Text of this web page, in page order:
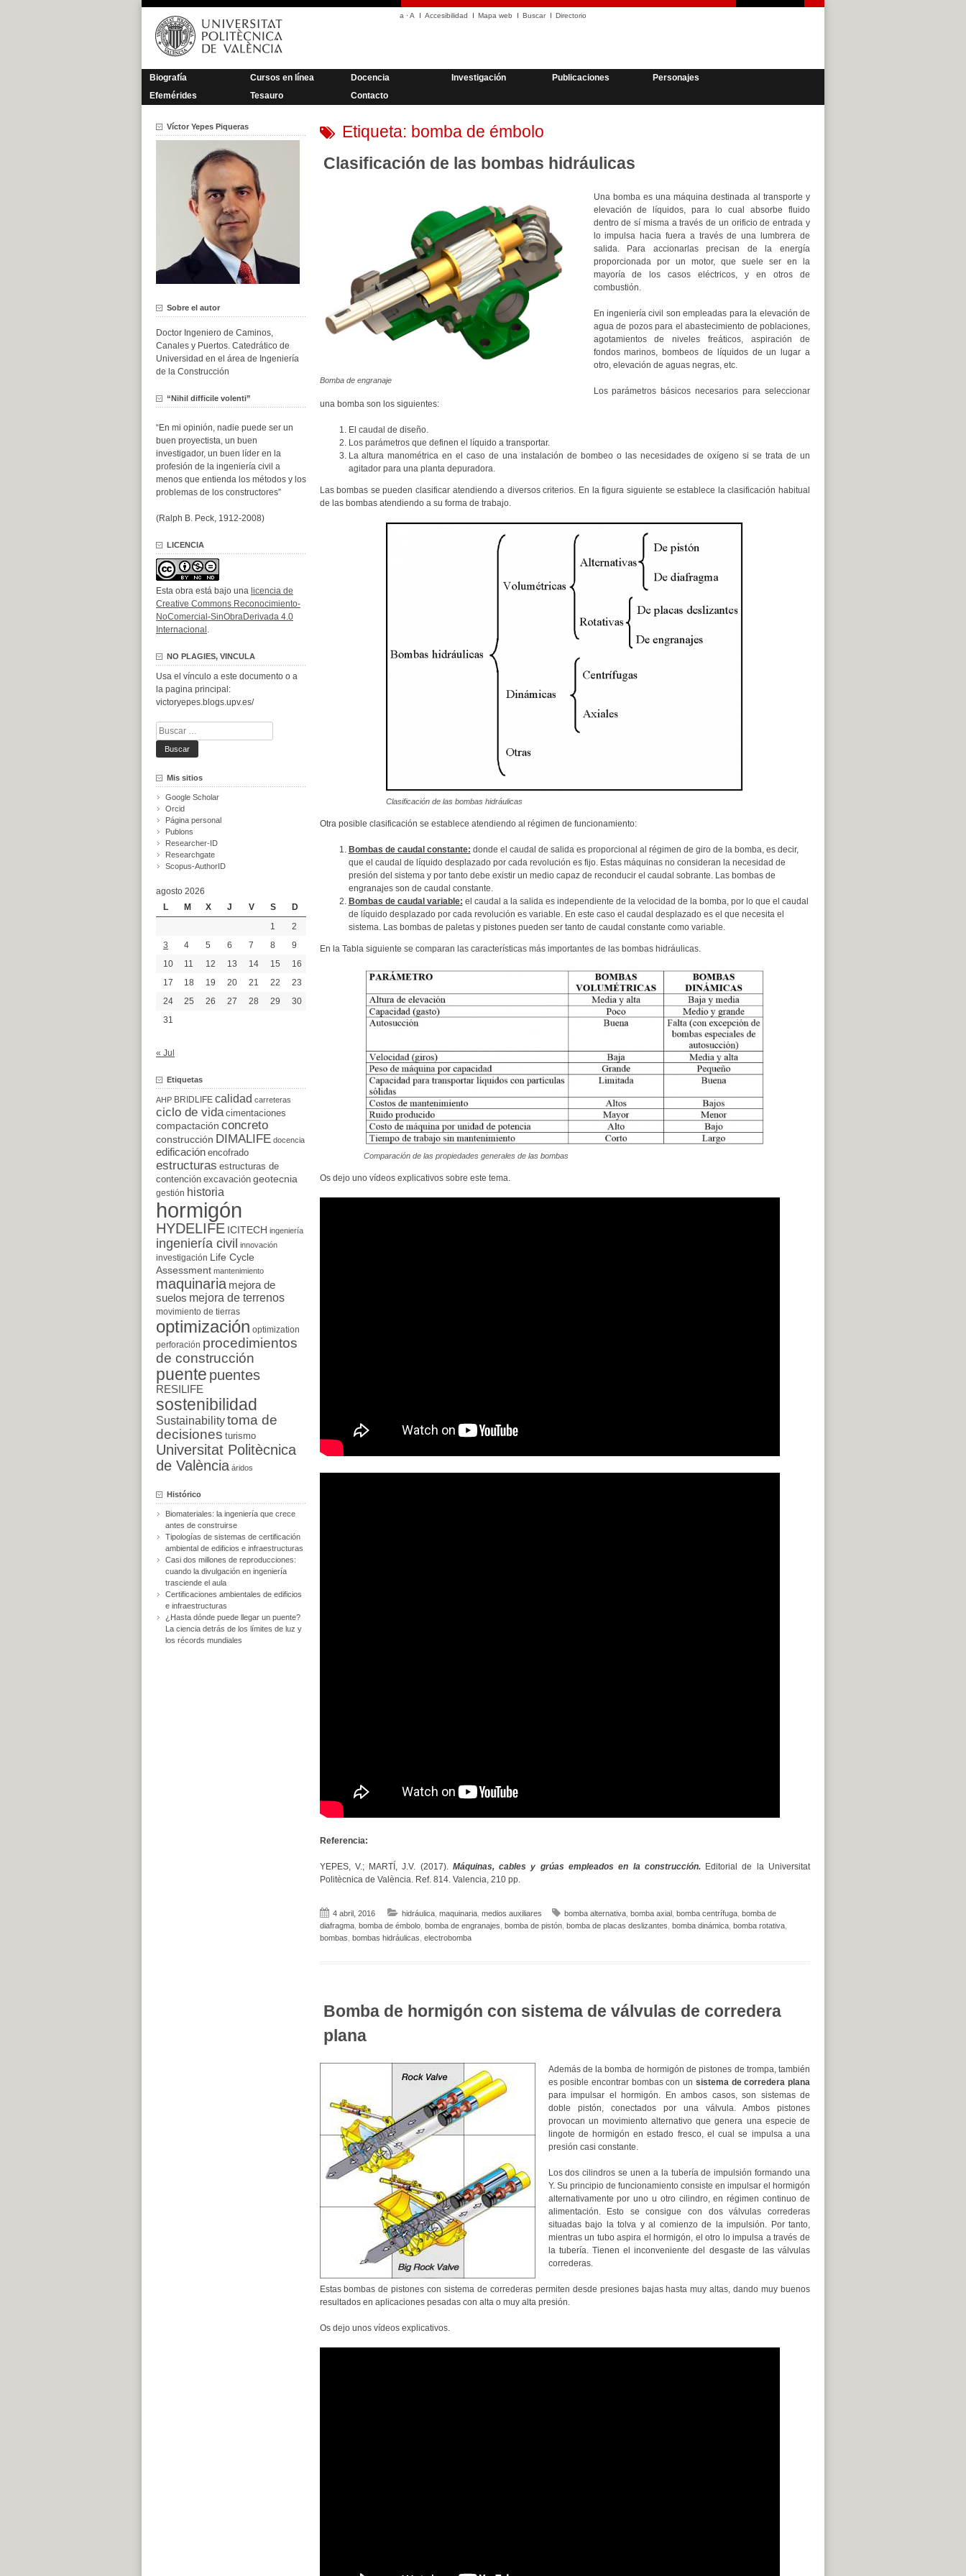
Saltar
contenido
a ·A Accesibilidad Mapa web Buscar Directorio
Biografía Cursos en línea Docencia Investigación Publicaciones
Personajes
Efemérides
Tesauro Contacto
Etiqueta: bomba de émbolo
Clasificación de las bombas hidráulicas
Bomba de engranaje
Una bomba es una máquina destinada al transporte y
elevación de líquidos, para lo cual absorbe fluido
dentro de sí misma a través de un orificio de entrada y
lo impulsa hacia fuera a través de una lumbrera de
salida. Para accionarlas precisan de la energía
proporcionada por un motor, que suele ser en la
mayoría de los casos eléctricos, y en otros de
combustión.
En ingeniería civil son empleadas para la elevación de
agua de pozos para el abastecimiento de poblaciones,
agotamientos de niveles freáticos, aspiración de
fondos marinos, bombeos de líquidos de un lugar a
otro, elevación de aguas negras, etc.
Los parámetros básicos necesarios para seleccionar
una bomba son los siguientes:
El caudal de diseño.
Los parámetros que definen el líquido a transportar.
La altura manométrica en el caso de una instalación de bombeo o las necesidades de oxígeno si se trata de un
agitador para una planta depuradora.
Las bombas se pueden clasificar atendiendo a diversos criterios. En la figura siguiente se establece la clasificación habitual
de las bombas atendiendo a su forma de trabajo.
Clasificación de las bombas hidráulicas
Otra posible clasificación se establece atendiendo al régimen de funcionamiento:
Bombas de caudal constante: donde el caudal de salida es proporcional al régimen de giro de la bomba, es decir,
que el caudal de líquido desplazado por cada revolución es fijo. Estas máquinas no consideran la necesidad de
presión del sistema y por tanto debe existir un medio capaz de reconducir el caudal sobrante. Las bombas de
engranajes son de caudal constante.
Bombas de caudal variable: el caudal a la salida es independiente de la velocidad de la bomba, por lo que el caudal
de líquido desplazado por cada revolución es variable. En este caso el caudal desplazado es el que necesita el
sistema. Las bombas de paletas y pistones pueden ser tanto de caudal constante como variable.
En la Tabla siguiente se comparan las características más importantes de las bombas hidráulicas.
Comparación de las propiedades generales de las bombas
Os dejo uno vídeos explicativos sobre este tema.
Referencia:
YEPES, V.; MARTÍ, J.V. (2017). Máquinas, cables y grúas empleados en la construcción.Editorial de la Universitat
Politècnica de València. Ref. 814. Valencia, 210 pp.
4 abril, 2016 hidráulica, maquinaria, medios auxiliares bomba alternativa, bomba axial, bomba centrífuga, bomba de
diafragma, bomba de émbolo, bomba de engranajes bomba de pistón, bomba de placas deslizantes bomba dinámica, bomba rotativa,
bombas bombas hidráulicas electrobomba
Bomba de hormigón con sistema de válvulas de corredera
plana
Además de la bomba de hormigón de pistones de trompa, también
es posible encontrar bombas con un sistema de corredera plana
para impulsar el hormigón. En ambos casos, son sistemas de
doble pistón, conectados por una válvula. Ambos pistones
provocan un movimiento alternativo que genera una especie de
lingote de hormigón en estado fresco, el cual se impulsa a una
presión casi constante.
Los dos cilindros se unen a la tubería de impulsión formando una
Y. Su principio de funcionamiento consiste en impulsar el hormigón
alternativamente por uno u otro cilindro, en régimen continuo de
alimentación. Esto se consigue con dos válvulas correderas
situadas bajo la tolva y al comienzo de la impulsión. Por tanto,
mientras un tubo aspira el hormigón, el otro lo impulsa a través de
la tubería. Tienen el inconveniente del desgaste de las válvulas
correderas.
Estas bombas de pistones con sistema de correderas permiten desde presiones bajas hasta muy altas, dando muy buenos
resultados en aplicaciones pesadas con alta o muy alta presión.
Os dejo unos vídeos explicativos.
Víctor Yepes Piqueras
Sobre el autor
Doctor Ingeniero de Caminos,
Canales y Puertos. Catedrático de
Universidad en el área de Ingeniería
de la Construcción
“Nihil difficile volenti”
“En mi opinión, nadie puede ser un
buen proyectista, un buen
investigador, un buen líder en la
profesión de la ingeniería civil a
menos que entienda los métodos y los
problemas de los constructores”
(Ralph B. Peck, 1912-2008)
LICENCIA
Esta obra está bajo una licencia de
Creative Commons Reconocimiento-
NoComercial-SinObraDerivada 4.0
Internacional .
NO PLAGIES, VINCULA
Usa el vínculo a este documento o a
la pagina principal:
victoryepes.blogs.upv.es/
Buscar:
Mis sitios
Google Scholar
Orcid
Página personal
Publons
Researcher-ID
Researchgate
Scopus-AuthorID
agosto 2026
L
M X J V S
D
1
2
3
4 5 6 7 8
9
10
11 12 13 14 15
16
17
18 19 20 21 22
23
24
25 26 27 28 29
30
31
« Jul
Etiquetas
AHP BRIDLIFE calidad carreteras
ciclo de vida cimentaciones
compactación concreto
construcción DIMALIFE docencia
edificación encofrado
estructuras estructuras de
contención excavación geotecnia
gestión historia
hormigón
HYDELIFE ICITECH ingeniería
ingeniería civil innovación
investigación
Life Cycle
Assessment mantenimiento
maquinaria mejora de
suelos mejora de terrenos
movimiento de tierras
optimización optimization
perforación procedimientos
de construcción
puente puentes
RESILIFE
sostenibilidad
Sustainabilitytoma de
decisiones turismo
Universitat Politècnica
de València áridos
Histórico
Biomateriales: la ingeniería que crece
antes de construirse
Tipologías de sistemas de certificación
ambiental de edificios e infraestructuras
Casi dos millones de reproducciones:
cuando la divulgación en ingeniería
trasciende el aula
Certificaciones ambientales de edificios
e infraestructuras
¿Hasta dónde puede llegar un puente?
La ciencia detrás de los límites de luz y
los récords mundiales